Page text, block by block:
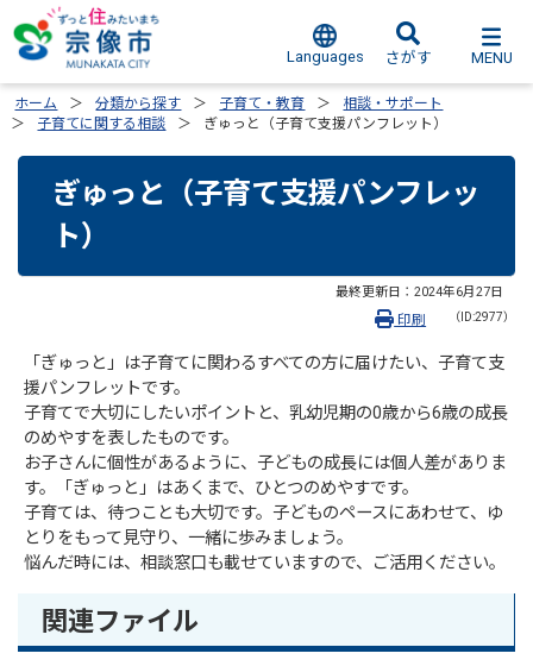
Languages さがす MENU
ホーム 分類から探す 子育て・教育
相談・サポート
子育てに関する相談
ぎゅっと（子育て支援パンフレット）
ぎゅっと（子育て支援パンフレッ
ト）
最終更新日： 2024年6月27日
（ID:2977）
印刷
「ぎゅっと」は子育てに関わるすべての方に届けたい、子育て支
援パンフレットです。
子育てで大切にしたいポイントと、乳幼児期の0歳から6歳の成長
のめやすを表したものです。
お子さんに個性があるように、子どもの成長には個人差がありま
す。「ぎゅっと」はあくまで、ひとつのめやすです。
子育ては、待つことも大切です。子どものペースにあわせて、ゆ
とりをもって見守り、一緒に歩みましょう。
悩んだ時には、相談窓口も載せていますので、ご活用ください。
関連ファイル